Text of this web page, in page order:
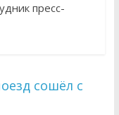
пресс-
сошёл с